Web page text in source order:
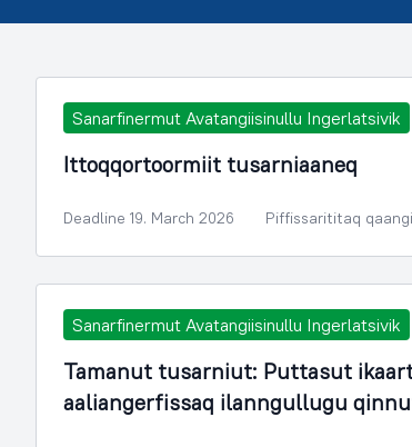
Sanarfinermut Avatangiisinullu Ingerlatsivik
Ittoqqortoormiit tusarniaaneq
Deadline 19. March 2026 Piffissarititaq
Sanarfinermut Avatangiisinullu Ingerlatsivik
Tamanut tusarniut: Puttasut
aaliangerfissaq ilanngullugu